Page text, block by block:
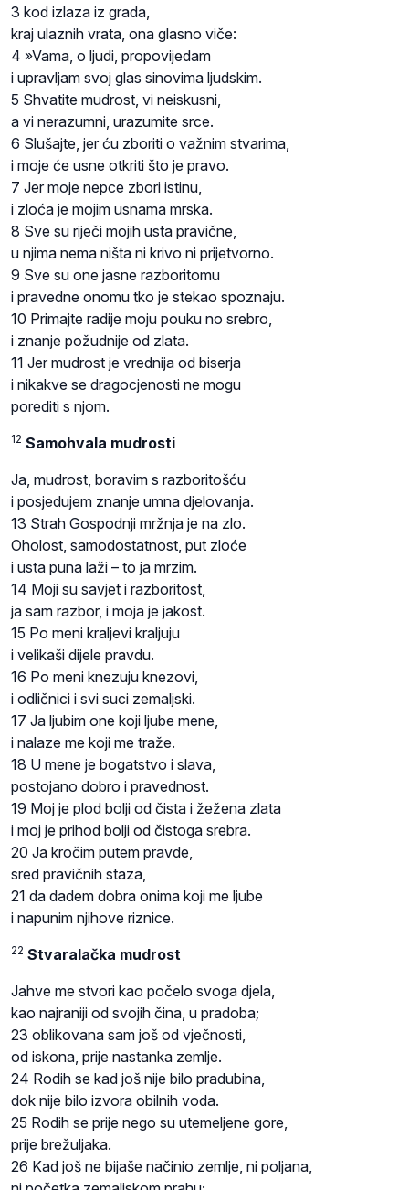
3 kod izlaza iz grada,
kraj ulaznih vrata, ona glasno viče:
4 »Vama, o ljudi, propovijedam
i upravljam svoj glas sinovima ljudskim.
5 Shvatite mudrost, vi neiskusni,
a vi nerazumni, urazumite srce.
6 Slušajte, jer ću zboriti o važnim stvarima,
i moje će usne otkriti što je pravo.
7 Jer moje nepce zbori istinu,
i zloća je mojim usnama mrska.
8 Sve su riječi mojih usta pravične,
u njima nema ništa ni krivo ni prijetvorno.
9 Sve su one jasne razboritomu
i pravedne onomu tko je stekao spoznaju.
10 Primajte radije moju pouku no srebro,
i znanje požudnije od zlata.
11 Jer mudrost je vrednija od biserja
i nikakve se dragocjenosti ne mogu
porediti s njom.
12 Samohvala mudrosti
Ja, mudrost, boravim s razboritošću
i posjedujem znanje umna djelovanja.
13 Strah Gospodnji mržnja je na zlo.
Oholost, samodostatnost, put zloće
i usta puna laži – to ja mrzim.
14 Moji su savjet i razboritost,
ja sam razbor, i moja je jakost.
15 Po meni kraljevi kraljuju
i velikaši dijele pravdu.
16 Po meni knezuju knezovi,
i odličnici i svi suci zemaljski.
17 Ja ljubim one koji ljube mene,
i nalaze me koji me traže.
18 U mene je bogatstvo i slava,
postojano dobro i pravednost.
19 Moj je plod bolji od čista i žežena zlata
i moj je prihod bolji od čistoga srebra.
20 Ja kročim putem pravde,
sred pravičnih staza,
21 da dadem dobra onima koji me ljube
i napunim njihove riznice.
22 Stvaralačka mudrost
Jahve me stvori kao počelo svoga djela,
kao najraniji od svojih čina, u pradoba;
23 oblikovana sam još od vječnosti,
od iskona, prije nastanka zemlje.
24 Rodih se kad još nije bilo pradubina,
dok nije bilo izvora obilnih voda.
25 Rodih se prije nego su utemeljene gore,
prije brežuljaka.
26 Kad još ne bijaše načinio zemlje, ni poljana,